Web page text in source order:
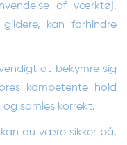
af værktøj,
kan forhindre
at bekymre sig
kompetente hold
samles korrekt.
du være sikker på,